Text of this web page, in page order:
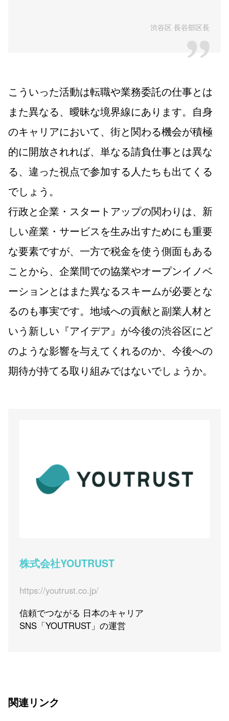
渋谷区 長谷部区長
こういった活動は転職や業務委託の仕事とは
また異なる、曖昧な境界線にあります。自身
のキャリアにおいて、街と関わる機会が積極
的に開放されれば、単なる請負仕事とは異な
る、違った視点で参加する人たちも出てくる
でしょう。
行政と企業・スタートアップの関わりは、新
しい産業・サービスを生み出すためにも重要
な要素ですが、一方で税金を使う側面もある
ことから、企業間での協業やオープンイノベ
ーションとはまた異なるスキームが必要とな
るのも事実です。地域への貢献と副業人材と
いう新しい『アイデア』が今後の渋谷区にど
のような影響を与えてくれるのか、今後への
期待が持てる取り組みではないでしょうか。
株式会社YOUTRUST
https://youtrust.co.jp/
信頼でつながる 日本のキャリア
SNS「YOUTRUST」の運営
関連リンク